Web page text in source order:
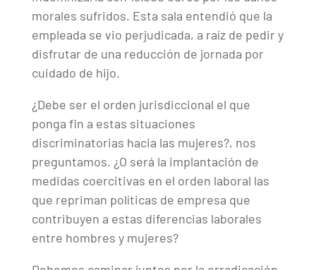
morales sufridos. Esta sala entendió que la
empleada se vio perjudicada, a raíz de pedir y
disfrutar de una reducción de jornada por
cuidado de hijo.
¿Debe ser el orden jurisdiccional el que
ponga fin a estas situaciones
discriminatorias hacia las mujeres?, nos
preguntamos. ¿O será la implantación de
medidas coercitivas en el orden laboral las
que repriman políticas de empresa que
contribuyen a estas diferencias laborales
entre hombres y mujeres?